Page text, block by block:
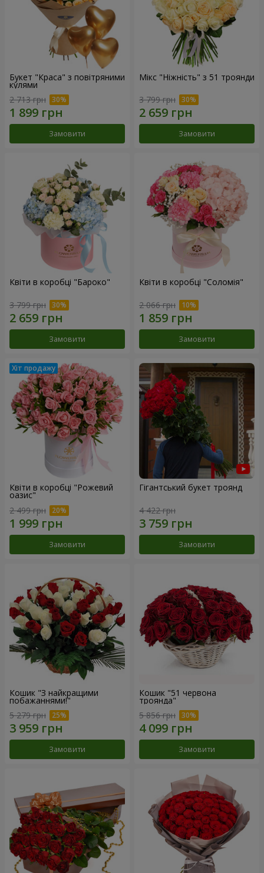
Букет "Краса" з повітряними
кулями
2 713 грн
Замовити
Мікс "Ніжність" з 51 троянди
3 799 грн
Замовити
Квіти в коробці "Бароко"
3 799 грн
Замовити
Квіти в коробці "Соломія"
2 066 грн
Замовити
Квіти в коробці "Рожевий
оазис"
2 499 грн
Замовити
Гігантський букет троянд
4 422 грн
Замовити
Кошик "З найкращими
побажаннями!"
5 279 грн
Замовити
Кошик "51 червона
троянда"
5 856 грн
Замовити